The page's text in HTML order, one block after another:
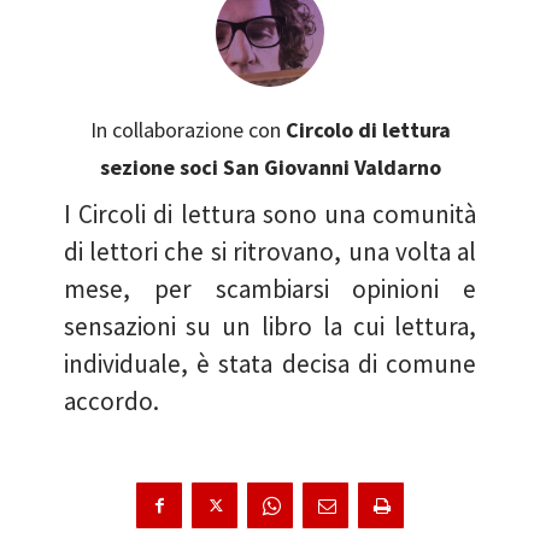
In collaborazione con Circolo di lettura
sezione soci San Giovanni Valdarno
I Circoli di lettura sono una comunità
di lettori che si ritrovano, una volta al
mese, per scambiarsi opinioni e
sensazioni su un libro la cui lettura,
individuale, è stata decisa di comune
accordo.